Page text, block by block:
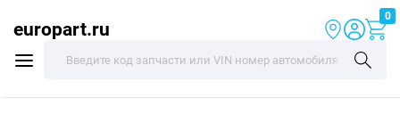
europart.ru
0